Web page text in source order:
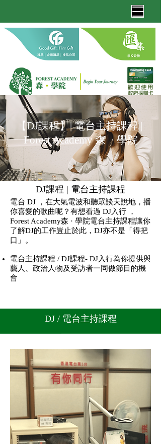
【DJ課程】| 電台主持課程 |
Forest Academy 森 · 學院
DJ課程 | 電台主持課程
電台 DJ ，在大氣電波和聽眾談天說地，播
你喜愛的歌曲呢？有想看過 DJ入行 ，
Forest Academy森 · 學院電台主持課程讓你
了解DJ的工作豈止於此，DJ亦不是「得把
口」。
電台主持課程 / DJ課程- DJ入行為你提供與
藝人、政治人物及受訪者一同做節目的機
會
DJ / 電台主持課程